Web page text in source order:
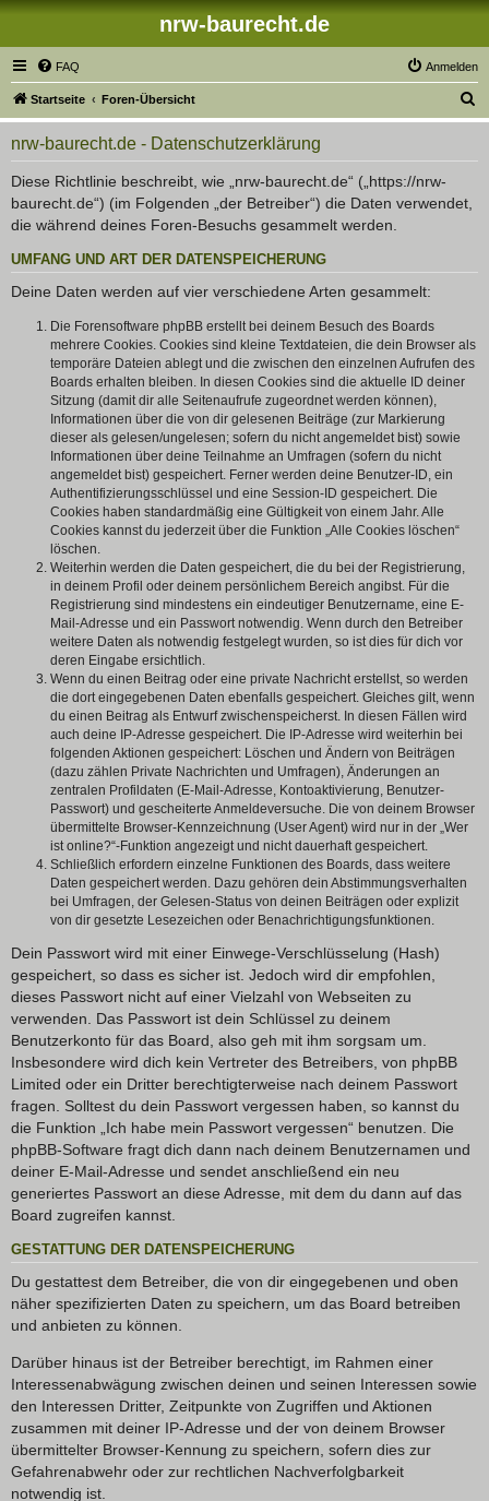
nrw-baurecht.de
FAQ Anmelden
Startseite Foren-Übersicht
u
nrw-baurecht.de - Datenschutzerklärung
Diese Richtlinie beschreibt, wie „nrw-baurecht.de“ („https://nrw-
baurecht.de“) (im Folgenden „der Betreiber“) die Daten verwendet,
die während deines Foren-Besuchs gesammelt werden.
UMFANG UND ART DER DATENSPEICHERUNG
Deine Daten werden auf vier verschiedene Arten gesammelt:
Die Forensoftware phpBB erstellt bei deinem Besuch des Boards
mehrere Cookies. Cookies sind kleine Textdateien, die dein Browser als
temporäre Dateien ablegt und die zwischen den einzelnen Aufrufen des
Boards erhalten bleiben. In diesen Cookies sind die aktuelle ID deiner
Sitzung (damit dir alle Seitenaufrufe zugeordnet werden können),
Informationen über die von dir gelesenen Beiträge (zur Markierung
dieser als gelesen/ungelesen; sofern du nicht angemeldet bist) sowie
Informationen über deine Teilnahme an Umfragen (sofern du nicht
angemeldet bist) gespeichert. Ferner werden deine Benutzer-ID, ein
Authentifizierungsschlüssel und eine Session-ID gespeichert. Die
Cookies haben standardmäßig eine Gültigkeit von einem Jahr. Alle
Cookies kannst du jederzeit über die Funktion „Alle Cookies löschen“
löschen.
Weiterhin werden die Daten gespeichert, die du bei der Registrierung,
in deinem Profil oder deinem persönlichem Bereich angibst. Für die
Registrierung sind mindestens ein eindeutiger Benutzername, eine E-
Mail-Adresse und ein Passwort notwendig. Wenn durch den Betreiber
weitere Daten als notwendig festgelegt wurden, so ist dies für dich vor
deren Eingabe ersichtlich.
Wenn du einen Beitrag oder eine private Nachricht erstellst, so werden
die dort eingegebenen Daten ebenfalls gespeichert. Gleiches gilt, wenn
du einen Beitrag als Entwurf zwischenspeicherst. In diesen Fällen wird
auch deine IP-Adresse gespeichert. Die IP-Adresse wird weiterhin bei
folgenden Aktionen gespeichert: Löschen und Ändern von Beiträgen
(dazu zählen Private Nachrichten und Umfragen), Änderungen an
zentralen Profildaten (E-Mail-Adresse, Kontoaktivierung, Benutzer-
Passwort) und gescheiterte Anmeldeversuche. Die von deinem Browser
übermittelte Browser-Kennzeichnung (User Agent) wird nur in der „Wer
ist online?“-Funktion angezeigt und nicht dauerhaft gespeichert.
Schließlich erfordern einzelne Funktionen des Boards, dass weitere
Daten gespeichert werden. Dazu gehören dein Abstimmungsverhalten
bei Umfragen, der Gelesen-Status von deinen Beiträgen oder explizit
von dir gesetzte Lesezeichen oder Benachrichtigungsfunktionen.
Dein Passwort wird mit einer Einwege-Verschlüsselung (Hash)
gespeichert, so dass es sicher ist. Jedoch wird dir empfohlen,
dieses Passwort nicht auf einer Vielzahl von Webseiten zu
verwenden. Das Passwort ist dein Schlüssel zu deinem
Benutzerkonto für das Board, also geh mit ihm sorgsam um.
Insbesondere wird dich kein Vertreter des Betreibers, von phpBB
Limited oder ein Dritter berechtigterweise nach deinem Passwort
fragen. Solltest du dein Passwort vergessen haben, so kannst du
die Funktion „Ich habe mein Passwort vergessen“ benutzen. Die
phpBB-Software fragt dich dann nach deinem Benutzernamen und
deiner E-Mail-Adresse und sendet anschließend ein neu
generiertes Passwort an diese Adresse, mit dem du dann auf das
Board zugreifen kannst.
GESTATTUNG DER DATENSPEICHERUNG
Du gestattest dem Betreiber, die von dir eingegebenen und oben
näher spezifizierten Daten zu speichern, um das Board betreiben
und anbieten zu können.
Darüber hinaus ist der Betreiber berechtigt, im Rahmen einer
Interessenabwägung zwischen deinen und seinen Interessen sowie
den Interessen Dritter, Zeitpunkte von Zugriffen und Aktionen
zusammen mit deiner IP-Adresse und der von deinem Browser
übermittelter Browser-Kennung zu speichern, sofern dies zur
Gefahrenabwehr oder zur rechtlichen Nachverfolgbarkeit
notwendig ist.